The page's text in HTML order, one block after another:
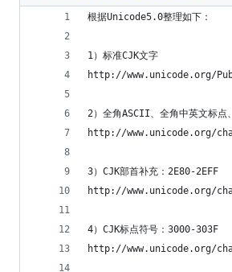
根据Unicode5.0整理如下：
1）标准CJK文字
http://www.unicode.org/
2）全角ASCII、全角中英文标点
http://www.unicode.org/
3）CJK部首补充：2E80-2EFF
http://www.unicode.org/
4）CJK标点符号：3000-303F
http://www.unicode.org/